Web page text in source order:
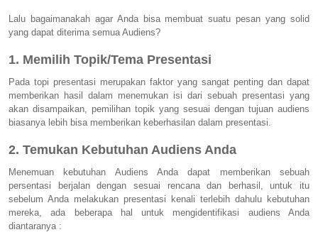
Lalu bagaimanakah agar Anda bisa membuat suatu pesan yang solid
yang dapat diterima semua Audiens?
1. Memilih Topik/Tema Presentasi
Pada topi presentasi merupakan faktor yang sangat penting dan dapat
memberikan hasil dalam menemukan isi dari sebuah presentasi yang
akan disampaikan, pemilihan topik yang sesuai dengan tujuan audiens
biasanya lebih bisa memberikan keberhasilan dalam presentasi.
2. Temukan Kebutuhan Audiens Anda
Menemuan kebutuhan Audiens Anda dapat memberikan sebuah
persentasi berjalan dengan sesuai rencana dan berhasil, untuk itu
sebelum Anda melakukan presentasi kenali terlebih dahulu kebutuhan
mereka, ada beberapa hal untuk mengidentifikasi audiens Anda
diantaranya :